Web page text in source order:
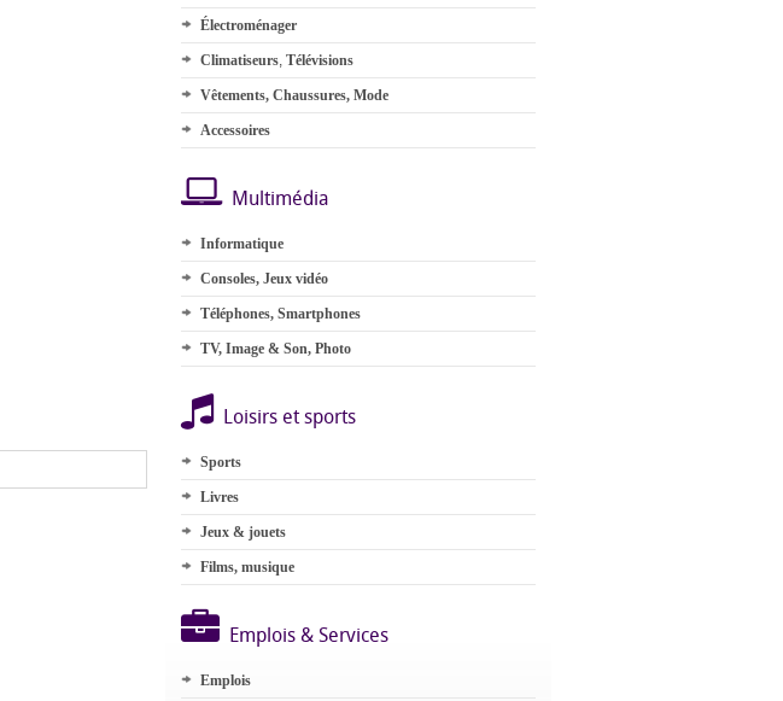
Électroménager
Climatiseurs, Télévisions
Vêtements, Chaussures, Mode
Accessoires
Multimédia
Informatique
Consoles, Jeux vidéo
Téléphones, Smartphones
TV, Image & Son, Photo
Loisirs et sports
Sports
Livres
Jeux & jouets
Films, musique
Emplois & Services
Emplois